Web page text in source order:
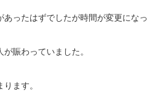
ったはずでしたが時間が変更になっ
賑わっていました。
ます。